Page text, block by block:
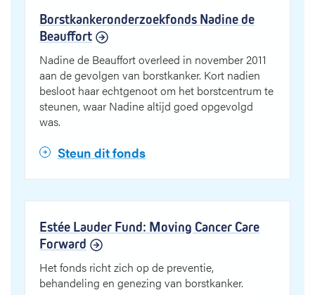
Borstkankeronderzoekfonds Nadine de
Beauffort
Nadine de Beauffort overleed in november 2011
aan de gevolgen van borstkanker. Kort nadien
besloot haar echtgenoot om het borstcentrum te
steunen, waar Nadine altijd goed opgevolgd
was.
Steun dit fonds
Estée Lauder Fund: Moving Cancer Care
Forward
Het fonds richt zich op de preventie,
behandeling en genezing van borstkanker.